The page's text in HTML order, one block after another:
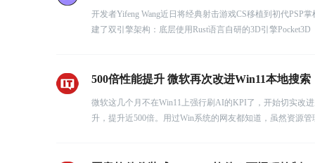
开发者Yifeng Wang近日将经典射击游戏CS移植到初代PSP
建了双引擎架构：底层使用Rust语言自研的3D引擎Pocket3D
500倍性能提升 微软再次改进Win11本地搜索
微软这几个月不在Win11上强行刷AI的KPI了，开始切实改
升，提升近500倍。用过Win系统的网友都知道，虽然资源管